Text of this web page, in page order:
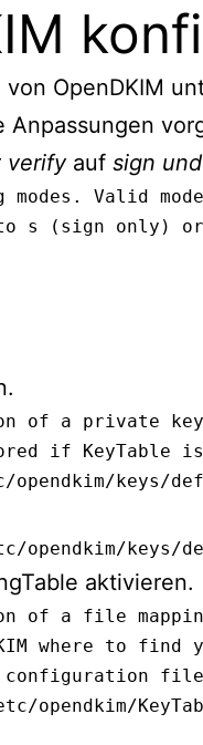
OpenDKIM
Anpassungen
verifyauf sign
modes. Valid
to s (sign only)
of a private key
if KeyTable is
keys/
keys/
aktivieren.
of a file
where to find
file.
opendkim/